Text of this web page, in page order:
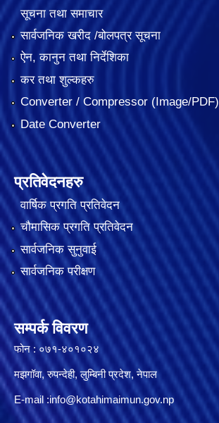
सूचना तथा समाचार
सार्वजनिक खरीद /बोलपत्र सूचना
ऐन, कानुन तथा निर्देशिका
कर तथा शुल्कहरु
Converter / Compressor (Image/PDF)
Date Converter
प्रतिवेदनहरु
वार्षिक प्रगति प्रतिवेदन
चौमासिक प्रगति प्रतिवेदन
सार्वजनिक सुनुवाई
सार्वजनिक परीक्षण
सम्पर्क विवरण
फोन : ०७१-४०१०२४
मझगॉवा, रुपन्देही, लुम्बिनी प्रदेश, नेपाल
E-mail :info@kotahimaimun.gov.np